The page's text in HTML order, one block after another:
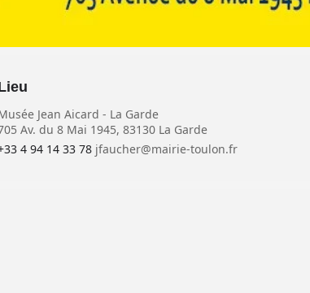
Jean Aicard - La Garde
Av. du 8 Mai 1945, 83130 La Garde
4 94 14 33 78 jfaucher@mairie-toulon.fr